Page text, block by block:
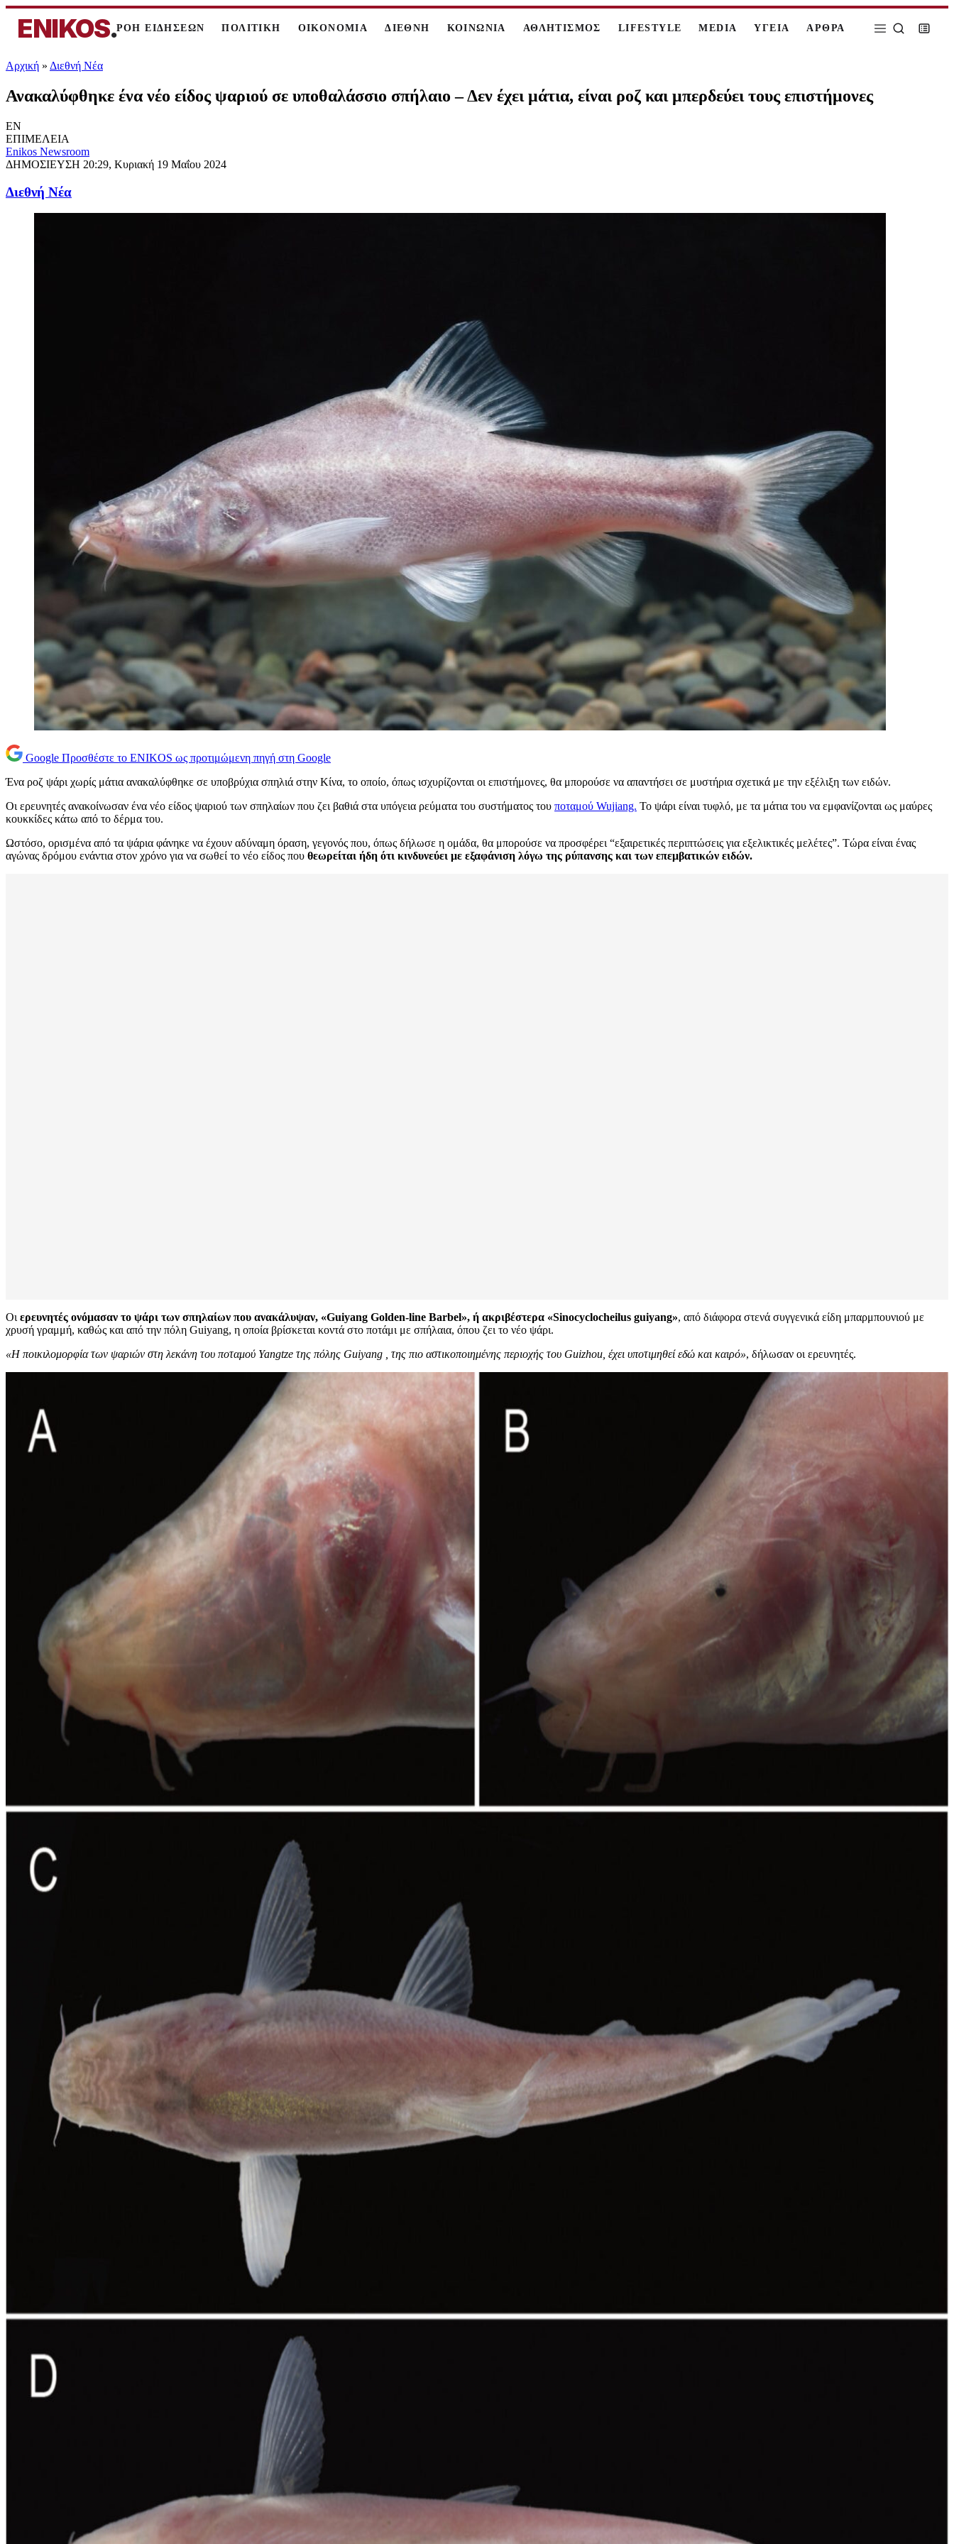
ENIKOS.ΡΟΗ ΕΙΔΗΣΕΩΝ ΠΟΛΙΤΙΚΗ ΟΙΚΟΝΟΜΙΑ ΔΙΕΘΝΗ ΚΟΙΝΩΝΙΑ ΑΘΛΗΤΙΣΜΟΣ LIFESTYLE MEDIA ΥΓΕΙΑ ΑΡΘΡΑ
Αρχική » Διεθνή Νέα
Ανακαλύφθηκε ένα νέο είδος ψαριού σε υποθαλάσσιο σπήλαιο – Δεν έχει μάτια, είναι ροζ και μπερδεύει τους επιστήμονες
EN
ΕΠΙΜΕΛΕΙΑ
Enikos Newsroom
ΔΗΜΟΣΙΕΥΣΗ 20:29, Κυριακή 19 Μαΐου 2024
Διεθνή Νέα
Google Προσθέστε το ENIKOS ως προτιμώμενη πηγή στη Google
Ένα ροζ ψάρι χωρίς μάτια ανακαλύφθηκε σε υποβρύχια σπηλιά στην Κίνα, το οποίο, όπως ισχυρίζονται οι επιστήμονες, θα μπορούσε να απαντήσει σε μυστήρια σχετικά με την εξέλιξη των ειδών.
Οι ερευνητές ανακοίνωσαν ένα νέο είδος ψαριού των σπηλαίων που ζει βαθιά στα υπόγεια ρεύματα του συστήματος του ποταμού Wujiang. Το ψάρι είναι τυφλό, με τα μάτια του να εμφανίζονται ως μαύρες
κουκκίδες κάτω από το δέρμα του.
Ωστόσο, ορισμένα από τα ψάρια φάνηκε να έχουν αδύναμη όραση, γεγονός που, όπως δήλωσε η ομάδα, θα μπορούσε να προσφέρει “εξαιρετικές περιπτώσεις για εξελικτικές μελέτες”. Τώρα είναι ένας
αγώνας δρόμου ενάντια στον χρόνο για να σωθεί το νέο είδος που θεωρείται ήδη ότι κινδυνεύει με εξαφάνιση λόγω της ρύπανσης και των επεμβατικών ειδών.
Οι ερευνητές ονόμασαν το ψάρι των σπηλαίων που ανακάλυψαν, «Guiyang Golden-line Barbel», ή ακριβέστερα «Sinocyclocheilus guiyang», από διάφορα στενά συγγενικά είδη μπαρμπουνιού με
χρυσή γραμμή, καθώς και από την πόλη Guiyang, η οποία βρίσκεται κοντά στο ποτάμι με σπήλαια, όπου ζει το νέο ψάρι.
«Η ποικιλομορφία των ψαριών στη λεκάνη του ποταμού Yangtze της πόλης Guiyang , της πιο αστικοποιημένης περιοχής του Guizhou, έχει υποτιμηθεί εδώ και καιρό», δήλωσαν οι ερευνητές.